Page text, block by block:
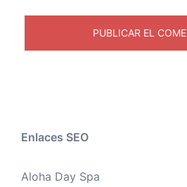
Enlaces SEO
Aloha Day Spa